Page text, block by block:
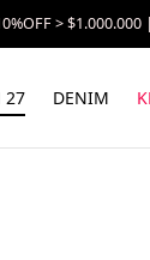
>
27 DENIM